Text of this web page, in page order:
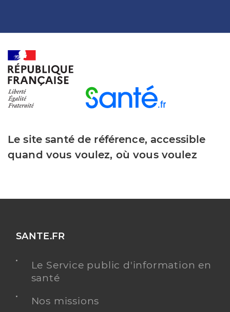
Le site santé de référence, accessible
quand vous voulez, où vous voulez
SANTE.FR
Le Service public d'information en
santé
Nos missions